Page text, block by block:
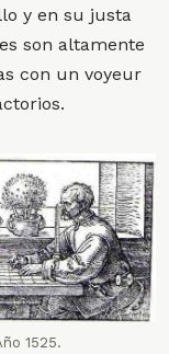
y en su justa
son altamente
con un voyeur
1525.